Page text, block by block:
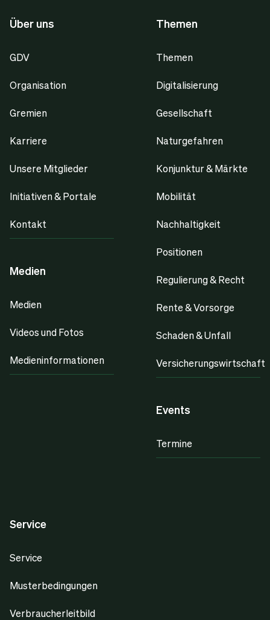
Über uns
GDV
Organisation
Gremien
Karriere
Unsere Mitglieder
Initiativen & Portale
Kontakt
Medien
Medien
Videos und Fotos
Medieninformationen
Themen
Themen
Digitalisierung
Gesellschaft
Naturgefahren
Konjunktur & Märkte
Mobilität
Nachhaltigkeit
Positionen
Regulierung & Recht
Rente & Vorsorge
Schaden & Unfall
Versicherungswirtschaft
Events
Termine
Service
Service
Musterbedingungen
Verbraucherleitbild